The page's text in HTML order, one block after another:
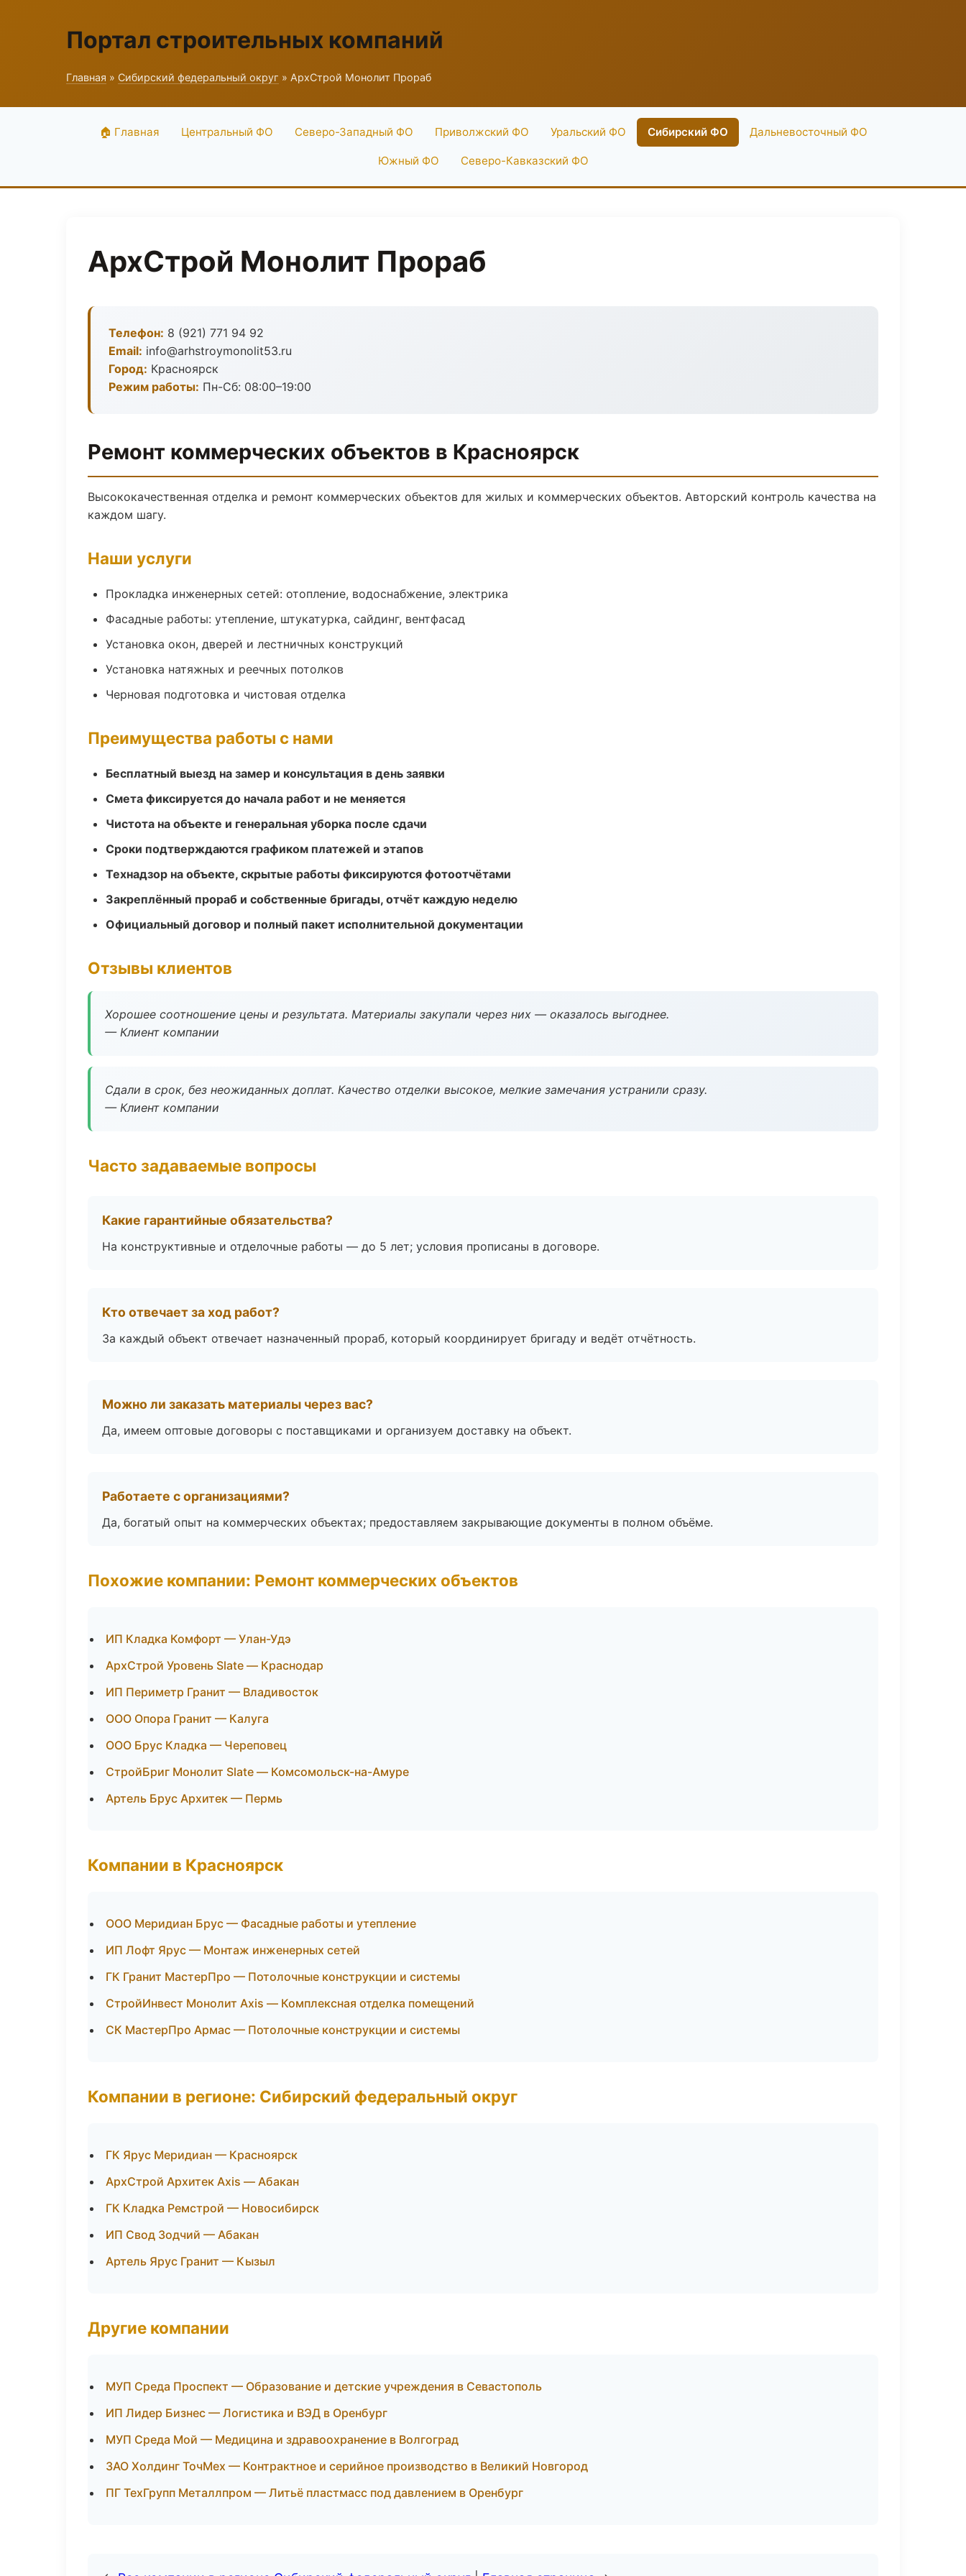
Портал строительных компаний
Главная » Сибирский федеральный округ » АрхСтрой Монолит Прораб
🏠 Главная Центральный ФО Северо-Западный ФО Приволжский ФО Уральский ФО Сибирский ФО Дальневосточный ФО
Южный ФО Северо-Кавказский ФО
АрхСтрой Монолит Прораб
Телефон: 8 (921) 771 94 92
Email: info@arhstroymonolit53.ru
Город: Красноярск
Режим работы: Пн-Сб: 08:00–19:00
Ремонт коммерческих объектов в Красноярск
Высококачественная отделка и ремонт коммерческих объектов для жилых и коммерческих объектов. Авторский контроль качества на
каждом шагу.
Наши услуги
Прокладка инженерных сетей: отопление, водоснабжение, электрика
Фасадные работы: утепление, штукатурка, сайдинг, вентфасад
Установка окон, дверей и лестничных конструкций
Установка натяжных и реечных потолков
Черновая подготовка и чистовая отделка
Преимущества работы с нами
Бесплатный выезд на замер и консультация в день заявки
Смета фиксируется до начала работ и не меняется
Чистота на объекте и генеральная уборка после сдачи
Сроки подтверждаются графиком платежей и этапов
Технадзор на объекте, скрытые работы фиксируются фотоотчётами
Закреплённый прораб и собственные бригады, отчёт каждую неделю
Официальный договор и полный пакет исполнительной документации
Отзывы клиентов
Хорошее соотношение цены и результата. Материалы закупали через них — оказалось выгоднее.
— Клиент компании
Сдали в срок, без неожиданных доплат. Качество отделки высокое, мелкие замечания устранили сразу.
— Клиент компании
Часто задаваемые вопросы
Какие гарантийные обязательства?
На конструктивные и отделочные работы — до 5 лет; условия прописаны в договоре.
Кто отвечает за ход работ?
За каждый объект отвечает назначенный прораб, который координирует бригаду и ведёт отчётность.
Можно ли заказать материалы через вас?
Да, имеем оптовые договоры с поставщиками и организуем доставку на объект.
Работаете с организациями?
Да, богатый опыт на коммерческих объектах; предоставляем закрывающие документы в полном объёме.
Похожие компании: Ремонт коммерческих объектов
ИП Кладка Комфорт — Улан-Удэ
АрхСтрой Уровень Slate — Краснодар
ИП Периметр Гранит — Владивосток
ООО Опора Гранит — Калуга
ООО Брус Кладка — Череповец
СтройБриг Монолит Slate — Комсомольск-на-Амуре
Артель Брус Архитек — Пермь
Компании в Красноярск
ООО Меридиан Брус — Фасадные работы и утепление
ИП Лофт Ярус — Монтаж инженерных сетей
ГК Гранит МастерПро — Потолочные конструкции и системы
СтройИнвест Монолит Axis — Комплексная отделка помещений
СК МастерПро Армас — Потолочные конструкции и системы
Компании в регионе: Сибирский федеральный округ
ГК Ярус Меридиан — Красноярск
АрхСтрой Архитек Axis — Абакан
ГК Кладка Ремстрой — Новосибирск
ИП Свод Зодчий — Абакан
Артель Ярус Гранит — Кызыл
Другие компании
МУП Среда Проспект — Образование и детские учреждения в Севастополь
ИП Лидер Бизнес — Логистика и ВЭД в Оренбург
МУП Среда Мой — Медицина и здравоохранение в Волгоград
ЗАО Холдинг ТочМех — Контрактное и серийное производство в Великий Новгород
ПГ ТехГрупп Металлпром — Литьё пластмасс под давлением в Оренбург